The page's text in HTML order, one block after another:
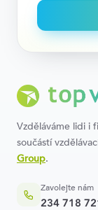
Vzděláváme lidi i
součástí
Group.
Zavolejte nám
234 718